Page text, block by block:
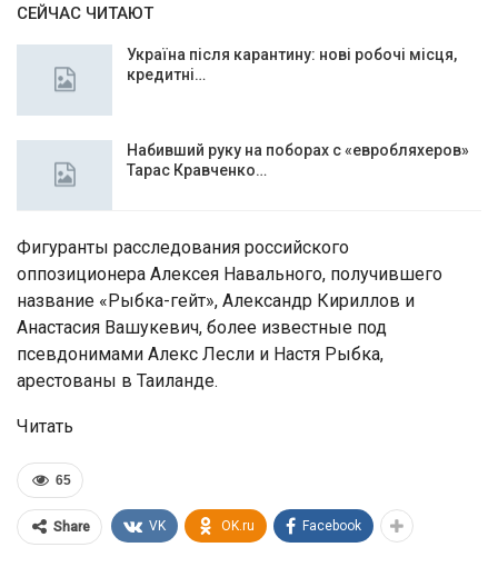
СЕЙЧАС ЧИТАЮТ
Україна після карантину: нові робочі місця,
кредитні…
Набивший руку на поборах с «евробляхеров»
Тарас Кравченко…
Фигуранты расследования российского
оппозиционера Алексея Навального, получившего
название «Рыбка-гейт», Александр Кириллов и
Анастасия Вашукевич, более известные под
псевдонимами Алекс Лесли и Настя Рыбка,
арестованы в Таиланде.
Читать
65
Share VK OK.ru Facebook